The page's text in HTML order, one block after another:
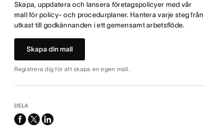
Skapa, uppdatera och lansera företagspolicyer med vår
mall för policy- och procedurplaner. Hantera varje steg från
utkast till godkännanden i ett gemensamt arbetsflöde.
Skapa din mall
Registrera dig för att skapa en egen mall.
DELA
facebook
x-
linkedin